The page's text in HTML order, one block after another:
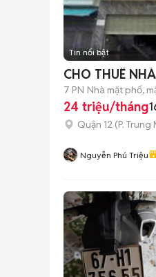
Tin nổi bật
CHO THUÊ
7 PN Nhà mặt phố,
24 triệu/tháng
Quận 12 (P. Trung
Nguyễn Phú Triệu